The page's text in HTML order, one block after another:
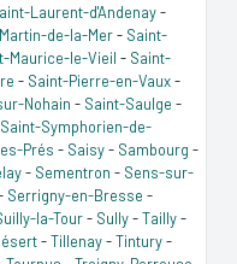
Laurent-d'Andenay-
de-la-Mer- Saint-
Maurice-le-Vieil - Saint-
- Saint-Pierre-en-Vaux-
Nohain - Saint-Saulge -
Saint-Symphorien-de-
Prés - Saisy- Sambourg -
- Sementron - Sens-sur-
Serrigny-en-Bresse -
la-Tour- Sully-Tailly-
-Tillenay-Tintury-